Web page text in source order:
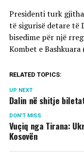
Presidenti turk
të sigurisë detare të
bisedime për një
Kombet e
RELATED TOPICS:
UP NEXT
Dalin në shitje
DON'T MISS
Vuçiq nga Tirana:
Kosovën